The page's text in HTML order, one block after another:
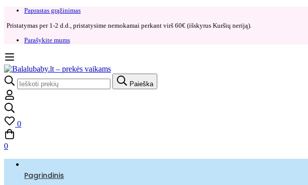
Paprastas grąžinimas​
Pristatymas per 1-2 d.d., pristatysime nemokamai perkant virš 60€ (išskyrus Kuršių neriją).
Parašykite mums
Search
for:
Paieška
0
0
Pagrindinis